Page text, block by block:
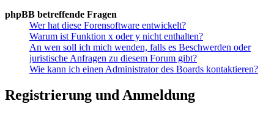
phpBB betreffende Fragen
Wer hat diese Forensoftware entwickelt?
Warum ist Funktion x oder y nicht enthalten?
An wen soll ich mich wenden, falls es Beschwerden oder
juristische Anfragen zu diesem Forum gibt?
Wie kann ich einen Administrator des Boards kontaktieren?
Registrierung und Anmeldung